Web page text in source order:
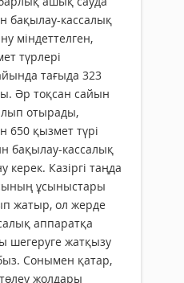
бақылау-кассалық
міндеттелген,
түрлері
тағыда 323
Әр тоқсан сайын
отырады,
650 қызмет түрі
бақылау-кассалық
Казіргі таңда
ұсыныстары
жатыр, ол жерде
аппаратқа
шегеруге жатқызу
Сонымен қатар,
жолдары